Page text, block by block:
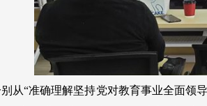
从“准确理解坚持党对教育事业全面领